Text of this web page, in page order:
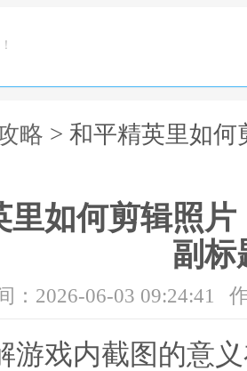
略 > 和平精英里如
里如何剪辑照
副标
：2026-06-03 09:24:41
游戏内截图的意